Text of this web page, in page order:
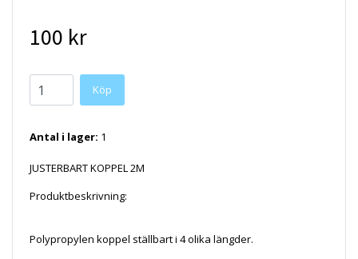
100 kr
Köp
Antal i lager: 1
JUSTERBART KOPPEL 2M
Produktbeskrivning:
Polypropylen koppel ställbart i 4 olika längder.